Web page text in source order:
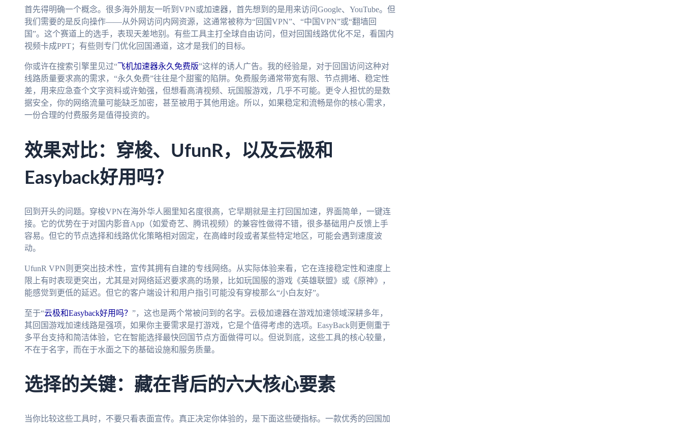
首先得明确一个概念。很多海外朋友一听到VPN或加速器，首先想到的是用来访问Google、YouTube。但
我们需要的是反向操作——从外网访问内网资源，这通常被称为“回国VPN”、“中国VPN”或“翻墙回
国”。这个赛道上的选手，表现天差地别。有些工具主打全球自由访问，但对回国线路优化不足，看国内
视频卡成PPT；有些则专门优化回国通道，这才是我们的目标。
你或许在搜索引擎里见过“飞机加速器永久免费版”这样的诱人广告。我的经验是，对于回国访问这种对
线路质量要求高的需求，“永久免费”往往是个甜蜜的陷阱。免费服务通常带宽有限、节点拥堵、稳定性
差，用来应急查个文字资料或许勉强，但想看高清视频、玩国服游戏，几乎不可能。更令人担忧的是数
据安全，你的网络流量可能缺乏加密，甚至被用于其他用途。所以，如果稳定和流畅是你的核心需求，
一份合理的付费服务是值得投资的。
效果对比：穿梭、UfunR，以及云极和
Easyback好用吗？
回到开头的问题。穿梭VPN在海外华人圈里知名度很高，它早期就是主打回国加速，界面简单，一键连
接。它的优势在于对国内影音App（如爱奇艺、腾讯视频）的兼容性做得不错，很多基础用户反馈上手
容易。但它的节点选择和线路优化策略相对固定，在高峰时段或者某些特定地区，可能会遇到速度波
动。
UfunR VPN则更突出技术性，宣传其拥有自建的专线网络。从实际体验来看，它在连接稳定性和速度上
限上有时表现更突出，尤其是对网络延迟要求高的场景，比如玩国服的游戏《英雄联盟》或《原神》，
能感觉到更低的延迟。但它的客户端设计和用户指引可能没有穿梭那么“小白友好”。
至于“云极和Easyback好用吗？ ”，这也是两个常被问到的名字。云极加速器在游戏加速领域深耕多年，
其回国游戏加速线路是强项，如果你主要需求是打游戏，它是个值得考虑的选项。EasyBack则更侧重于
多平台支持和简洁体验，它在智能选择最快回国节点方面做得可以。但说到底，这些工具的核心较量，
不在于名字，而在于水面之下的基础设施和服务质量。
选择的关键：藏在背后的六大核心要素
当你比较这些工具时，不要只看表面宣传。真正决定你体验的，是下面这些硬指标。一款优秀的回国加